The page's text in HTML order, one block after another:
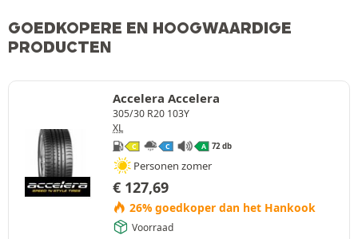
GOEDKOPERE EN HOOGWAARDIGE
PRODUCTEN
Accelera Accelera
305/30 R20 103Y
XL
C C A 72 db
Personen zomer
€ 127,69
26% goedkoper dan het Hankook
Voorraad